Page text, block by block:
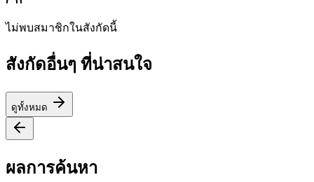
ไม่พบสมาชิกในสังกัดนี้
สังกัดอื่นๆ ที่น่าสนใจ
ดูทั้งหมด
ผลการค้นหา